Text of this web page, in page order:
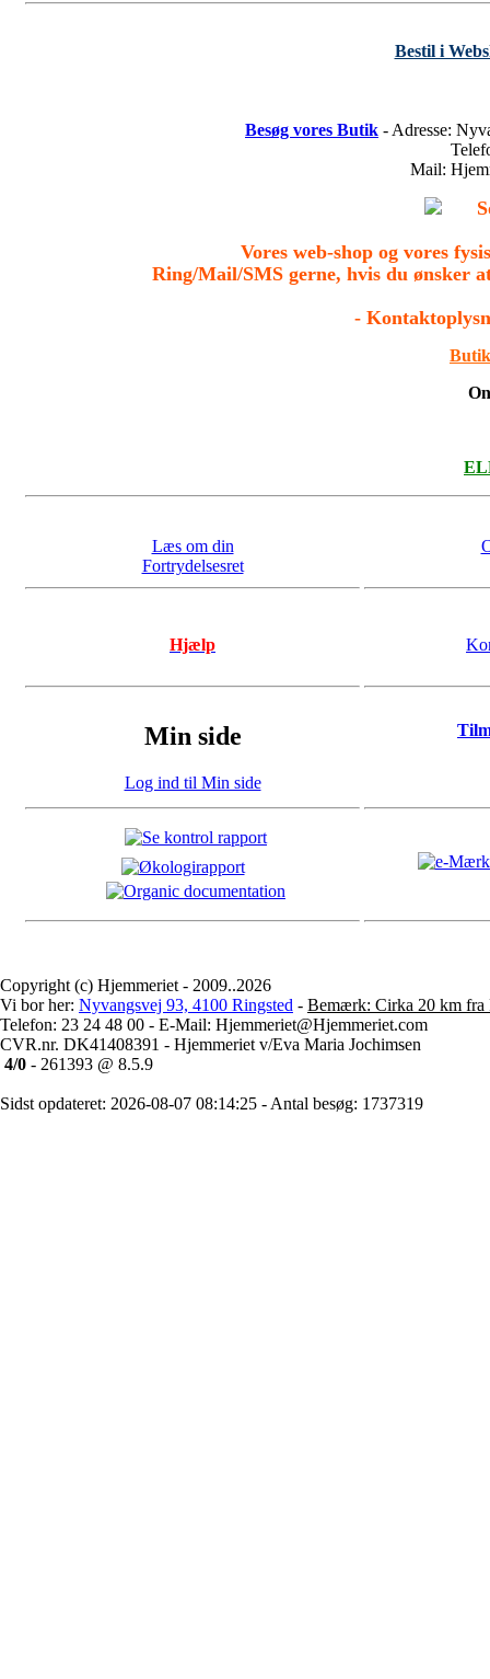
Bestil i
Besøg vores Butik - Adresse:
Mail:
Vores web-shop og vores
Ring/Mail/SMS gerne, hvis du ønsker
-
Læs om din
Fortrydelsesret
Hjælp
Min side
Log ind til Min side
Copyright (c) Hjemmeriet - 2009..2026
Vi bor her: Nyvangsvej 93, 4100 Ringsted - Bemærk: Cirka 20 km fra
Telefon: 23 24 48 00 - E-Mail: Hjemmeriet@Hjemmeriet.com
CVR.nr. DK41408391 - Hjemmeriet v/Eva Maria Jochimsen
4/0 - 261393 @ 8.5.9
Sidst opdateret: 2026-08-07 08:14:25 - Antal besøg: 1737319